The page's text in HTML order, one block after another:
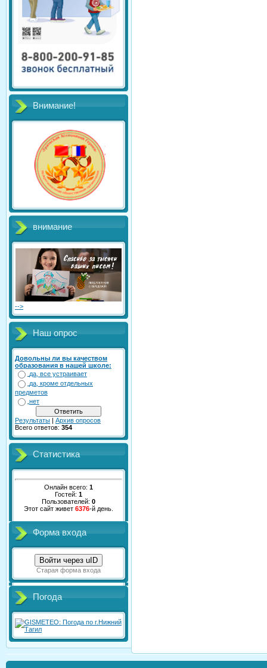
Внимание!
внимание
-->
Наш опрос
Довольны ли вы качеством
образования в нашей школе:
да, все устраивает
да, кроме отдельных
предметов
нет
Результаты | Архив опросов
Всего ответов: 354
Статистика
Онлайн всего: 1
Гостей: 1
Пользователей: 0
Этот сайт живет 6376-й день.
Форма входа
Войти через uID
Старая форма входа
Погода